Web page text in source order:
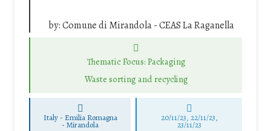
by:Comune di Mirandola - CEAS La Raganella
Thematic Focus: Packaging
Waste sorting and recycling
Italy - Emilia Romagna
-Mirandola
20/11/23, 22/11/23,
23/11/23